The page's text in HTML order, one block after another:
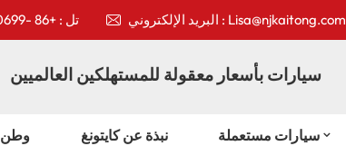
تل : +86 -13611580699 البريد الإلكتروني : Lisa@njkaitong.com
سيارات بأسعار معقولة للمستهلكين العالميين
وطن نبذة عن كايتونغ سيارات مستعملة